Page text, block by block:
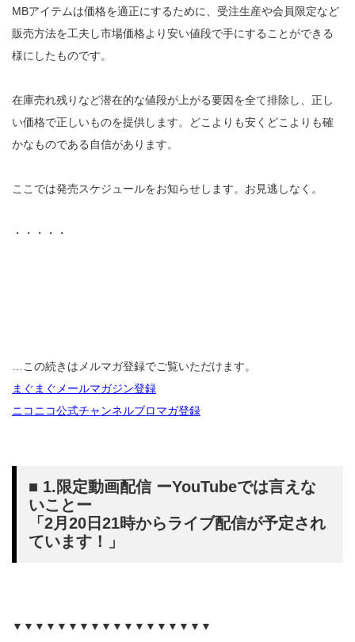
MBアイテムは価格を適正にするために、受注生産や会員限定など
販売方法を工夫し市場価格より安い値段で手にすることができる
様にしたものです。
在庫売れ残りなど潜在的な値段が上がる要因を全て排除し、正し
い価格で正しいものを提供します。どこよりも安くどこよりも確
かなものである自信があります。
ここでは発売スケジュールをお知らせします。お見逃しなく。
・・・・・
…この続きはメルマガ登録でご覧いただけます。
まぐまぐメールマガジン登録
ニコニコ公式チャンネルブロマガ登録
■ 1.限定動画配信 ーYouTubeでは言えな
いことー
「2月20日21時からライブ配信が予定され
ています！」
▼▼▼▼▼▼▼▼▼▼▼▼▼▼▼▼▼▼